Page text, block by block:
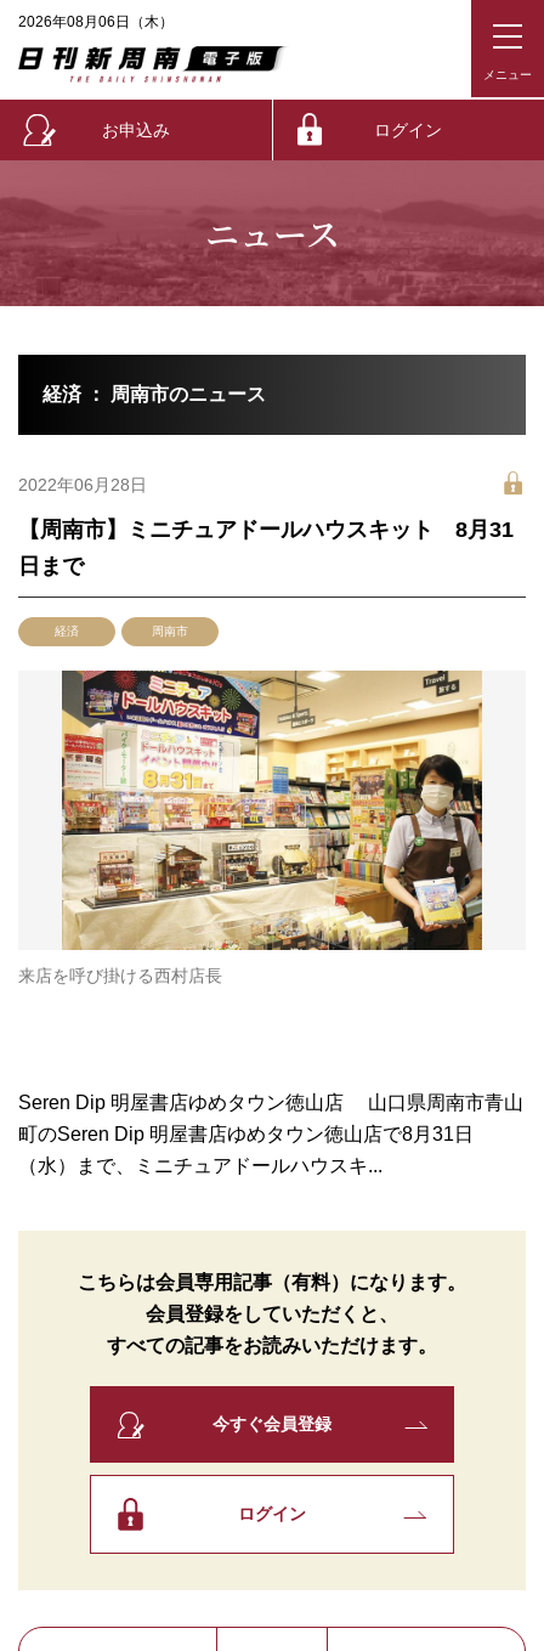
2026年08月06日（木）
お申込み ログイン
ニュース
経済 ： 周南市のニュース
2022年06月28日
【周南市】ミニチュアドールハウスキット 8月31
日まで
経済 周南市
来店を呼び掛ける西村店長
Seren Dip 明屋書店ゆめタウン徳山店 山口県周南市青山
町のSeren Dip 明屋書店ゆめタウン徳山店で8月31日
（水）まで、ミニチュアドールハウスキ...
こちらは会員専用記事（有料）になります。
会員登録をしていただくと、
すべての記事をお読みいただけます。
今すぐ会員登録
ログイン